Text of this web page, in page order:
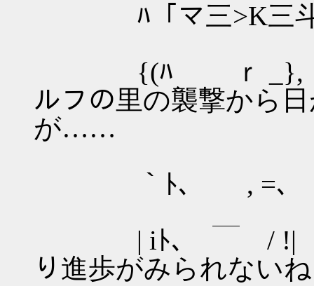
ﾊ「マ三>K三
{(ﾊ ｒ
ルフの里の襲撃から
が……
｀ﾄ､ , =､
| iﾄ､
り進歩がみられない